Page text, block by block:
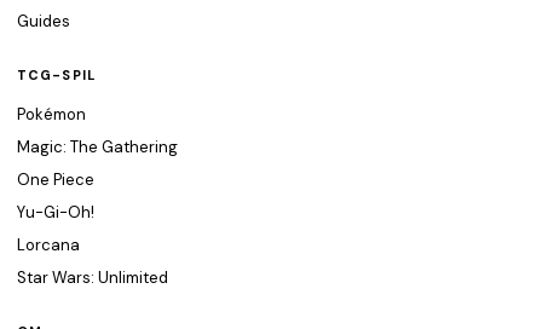
Guides
TCG-SPIL
Pokémon
Magic: The Gathering
One Piece
Yu-Gi-Oh!
Lorcana
Star Wars: Unlimited